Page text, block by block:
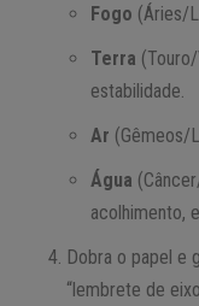
Fogo (Áries/
Terra
estabilidade.
Ar (Gêmeos/
Água
acolhimento,
Dobra o papel e
“lembrete de